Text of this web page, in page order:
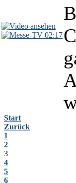
02:17
Start
Zurück
1
2
3
4
5
6